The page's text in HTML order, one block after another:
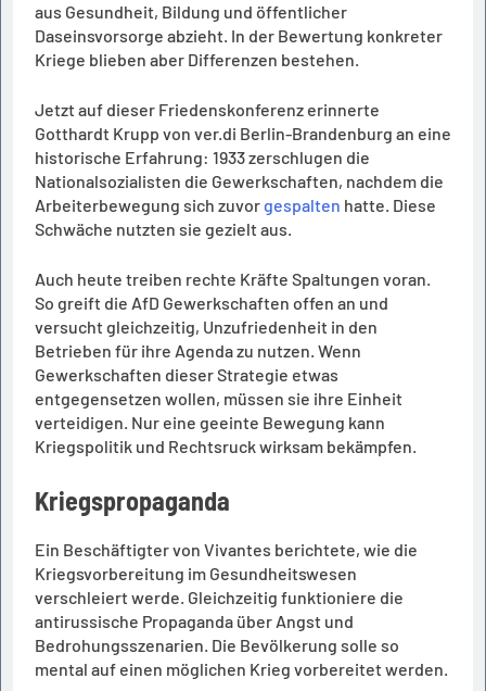
aus Gesundheit, Bildung und öffentlicher
Daseinsvorsorge abzieht. In der Bewertung konkreter
Kriege blieben aber Differenzen bestehen.
Jetzt auf dieser Friedenskonferenz erinnerte
Gotthardt Krupp von ver.di Berlin-Brandenburg an eine
historische Erfahrung: 1933 zerschlugen die
Nationalsozialisten die Gewerkschaften, nachdem die
Arbeiterbewegung sich zuvorgespalten hatte. Diese
Schwäche nutzten sie gezielt aus.
Auch heute treiben rechte Kräfte Spaltungen voran.
So greift die AfD Gewerkschaften offen an und
versucht gleichzeitig, Unzufriedenheit in den
Betrieben für ihre Agenda zu nutzen. Wenn
Gewerkschaften dieser Strategie etwas
entgegensetzen wollen, müssen sie ihre Einheit
verteidigen. Nur eine geeinte Bewegung kann
Kriegspolitik und Rechtsruck wirksam bekämpfen.
Kriegspropaganda
Ein Beschäftigter von Vivantes berichtete, wie die
Kriegsvorbereitung im Gesundheitswesen
verschleiert werde. Gleichzeitig funktioniere die
antirussische Propaganda über Angst und
Bedrohungsszenarien. Die Bevölkerung solle so
mental auf einen möglichen Krieg vorbereitet werden.